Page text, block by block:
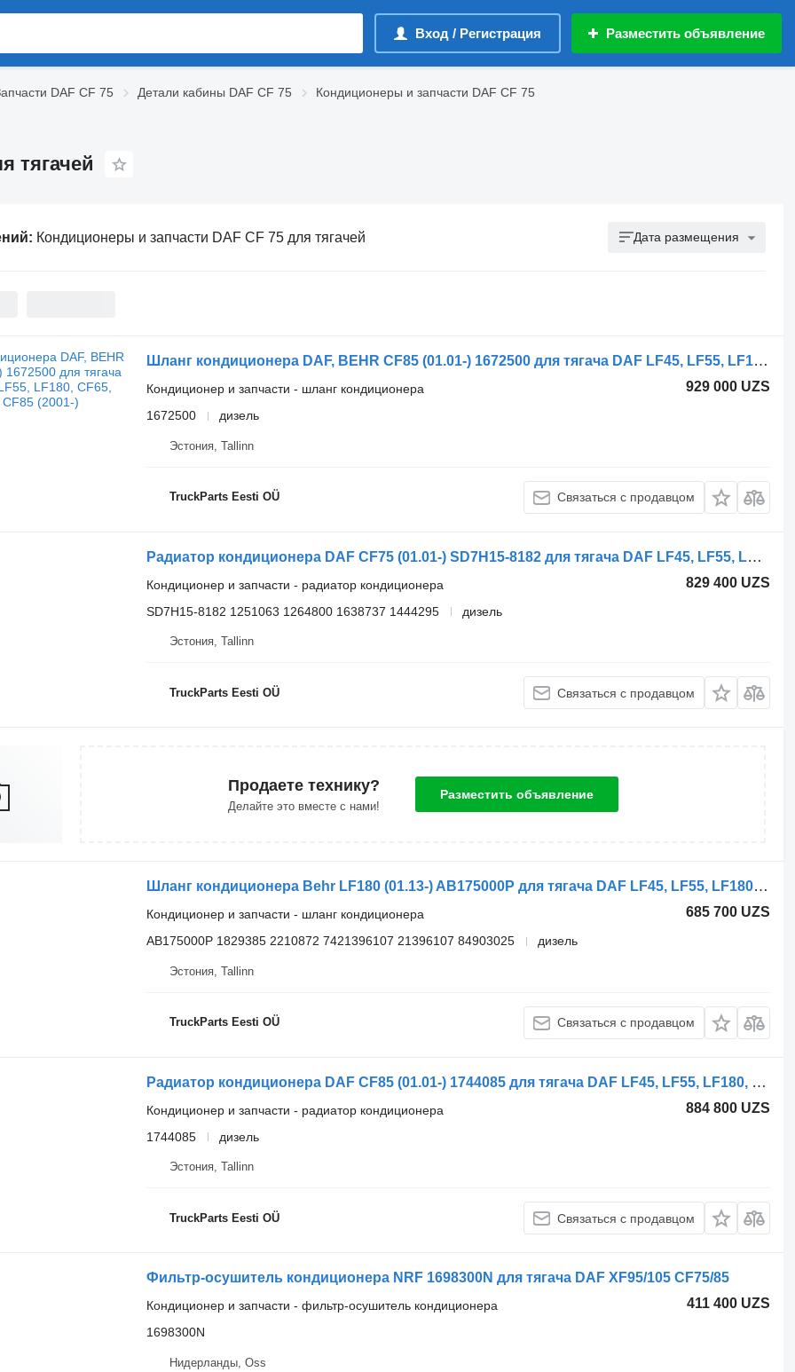
Вход / Регистрация Разместить объявление
DAF CF 75 Детали кабины DAF CF 75
Кондиционеры и запчасти DAF CF 75
тягачей
Кондиционеры и запчасти DAF CF 75 для тягачей Дата размещения
Шланг кондиционера DAF, BEHR CF85 (01.01-) 1672500 для тягача DAF LF45, LF55, LF180, CF65, CF75, CF85 (2001-)
929 000 UZS
Кондиционер и запчасти - шланг кондиционера
1672500
дизель
Эстония, Tallinn
TruckParts Eesti OÜ Связаться с продавцом
Радиатор кондиционера DAF CF75 (01.01-) SD7H15-8182 для тягача DAF LF45, LF55, LF180, CF65, CF75, CF85 (2001-)
829 400 UZS
Кондиционер и запчасти - радиатор кондиционера
SD7H15-8182 1251063 1264800 1638737 1444295
дизель
Эстония, Tallinn
TruckParts Eesti OÜ Связаться с продавцом
Продаете технику?
Делайте это вместе с нами!
Разместить объявление
Шланг кондиционера Behr LF180 (01.13-) AB175000P для тягача DAF LF45, LF55, LF180, CF65, CF75, CF85 (2001-)
685 700 UZS
Кондиционер и запчасти - шланг кондиционера
AB175000P 1829385 2210872 7421396107 21396107 84903025
дизель
Эстония, Tallinn
TruckParts Eesti OÜ Связаться с продавцом
Радиатор кондиционера DAF CF85 (01.01-) 1744085 для тягача DAF LF45, LF55, LF180, CF65, CF75, CF85 (2001-)
884 800 UZS
Кондиционер и запчасти - радиатор кондиционера
1744085
дизель
Эстония, Tallinn
TruckParts Eesti OÜ Связаться с продавцом
Фильтр-осушитель кондиционера NRF 1698300N для тягача DAF XF95/105 CF75/85
411 400 UZS
Кондиционер и запчасти - фильтр-осушитель кондиционера
1698300N
Нидерланды, Oss